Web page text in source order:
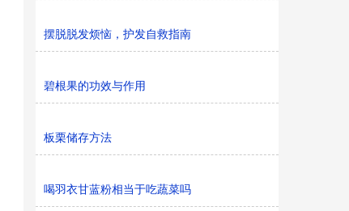
摆脱脱发烦恼，护发自救指南
碧根果的功效与作用
板栗储存方法
喝羽衣甘蓝粉相当于吃蔬菜吗